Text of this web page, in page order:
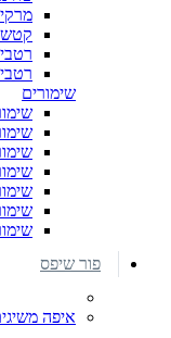
שימורים
פור שיפס
איפה